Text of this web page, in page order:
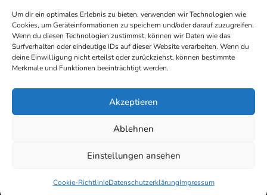
Um dir ein optimales Erlebnis zu bieten, verwenden wir Technologien wie
Cookies, um Geräteinformationen zu speichern und/oder darauf zuzugreifen.
Wenn du diesen Technologien zustimmst, können wir Daten wie das
Surfverhalten oder eindeutige IDs auf dieser Website verarbeiten. Wenn du
deine Einwilligung nicht erteilst oder zurückziehst, können bestimmte
Merkmale und Funktionen beeinträchtigt werden.
Akzeptieren
Ablehnen
Einstellungen ansehen
Cookie-RichtlinieDatenschutzerklärungImpressum
Vorstand / Über uns
Cookie-Richtlinie (EU)
Kontakt
Norden